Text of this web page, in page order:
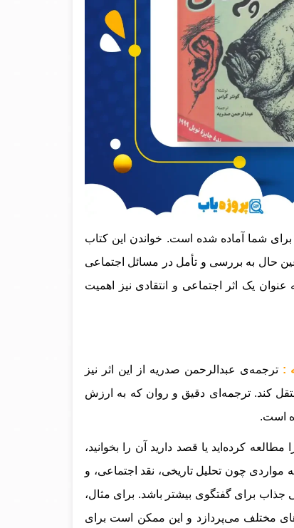
شما آماده شده است. خواندن این کتاب
حال به بررسی و تأمل در مسائل اجتماعی
یک اثر اجتماعی و انتقادی نیز اهمیت
: ترجمه‌ی عبدالرحمن صدریه از این اثر نیز
کند. ترجمه‌ای دقیق و روان که به ارزش
است.
مطالعه کرده‌اید یا قصد دارید آن را بخوانید،
چون تحلیل تاریخی، نقد اجتماعی، و
برای گفتگوی بیشتر باشد. برای مثال،
مختلف می‌پردازد و این ممکن است برای